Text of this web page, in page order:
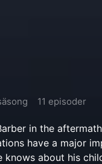
11 episoder
in the
have a major
knows about his